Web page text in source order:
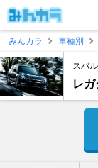
みんカラ
車種別
スバル
レ